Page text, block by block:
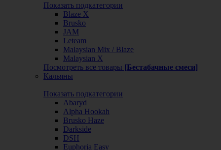
Показать подкатегории
Blaze X
Brusko
JAM
Leteam
Malaysian Mix / Blaze
Malaysian X
Посмотреть все товары [Бестабачные смеси]
Кальяны
Показать подкатегории
Abaryd
Alpha Hookah
Brusko Haze
Darkside
DSH
Euphoria Easy